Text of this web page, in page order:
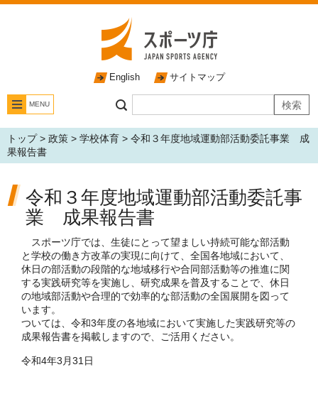
English サイトマップ
MENU
トップ> 政策 > 学校体育 > 令和３年度地域運動部活動委託事業 成
果報告書
令和３年度地域運動部活動委託事
業 成果報告書
スポーツ庁では、生徒にとって望ましい持続可能な部活動
と学校の働き方改革の実現に向けて、全国各地域において、
休日の部活動の段階的な地域移行や合同部活動等の推進に関
する実践研究等を実施し、研究成果を普及することで、休日
の地域部活動や合理的で効率的な部活動の全国展開を図って
います。
ついては、令和3年度の各地域において実施した実践研究等の
成果報告書を掲載しますので、ご活用ください。
令和4年3月31日